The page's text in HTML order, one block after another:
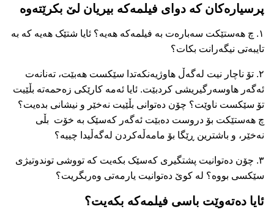
پرسیارەکان کە دوای فیلمەکە بیریان لێ بکرێتەوە
۱. چ هەستێکت سەبارەت بە فیلمەکە هەیە؟ ئایا شتێک هەیە کە بە
تایبەتی نیگەرانت بکات؟
۲. تۆ ناچار نیت لەگەڵ هاوژیەنکەتدا سێکست هەبێت، تەنانەت
ئەگەر هاوسەرگیریشی کردبێت. ئایا ئەمە کارێکی زەحمەتە بڵێیت
تۆ سێکست ناوێت؟ چۆن دەتوانی بڵێیت نەخێر و نیشانی بدەیت؟
چ هەستێکت بۆ دروست دەبێت ئەگەر کەسێک بە خۆت بڵی
نەخێر، و باشترین ڕێگا بۆ مامەڵەکردن لەگەڵیدا چییە؟
۳. چۆن دەتوانیت پشتگیری کەسێک بکەیت کە تووشی توندوتیژی
سێکسی بووە؟ لە کوێ دەتوانیت یارمەتی وەربگریت؟
ئایا دەتەوێت باسی فیلمەکە بکەیت؟